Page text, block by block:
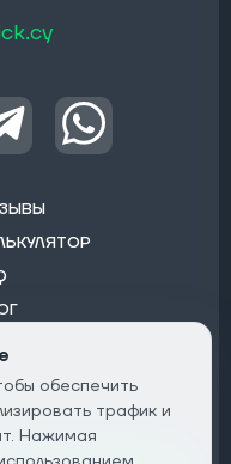
обеспечить
трафик и
Нажимая